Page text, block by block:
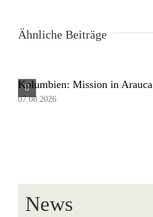
Ähnliche Beiträge
Kolumbien: Mission in Arauca
07.08.2026
News